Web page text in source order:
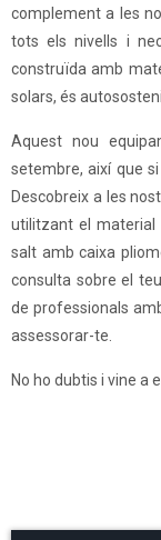
complement a les
tots els nivells i
construïda amb
solars, és
Aquest nou
setembre, així que
Descobreix a les
utilitzant el material
salt amb caixa
consulta sobre el
de professionals
assessorar-te.
No ho dubtis i vine a